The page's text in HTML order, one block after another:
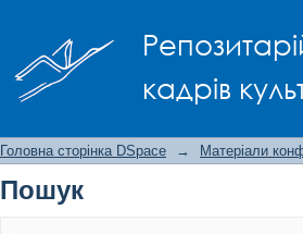
кадрів
Головна сторінка DSpace → Матеріали
Пошук